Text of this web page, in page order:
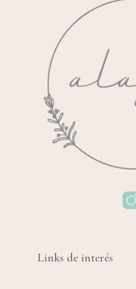
Links de interés